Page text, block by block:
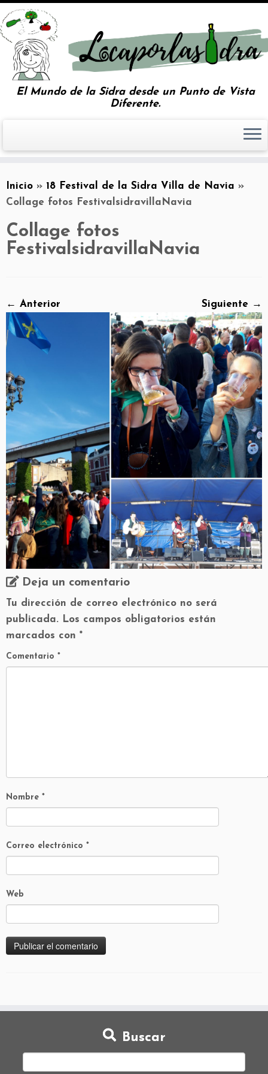
El Mundo de la Sidra desde un Punto de Vista
Diferente.
Inicio » 18 Festival de la Sidra Villa de Navia »
Collage fotos FestivalsidravillaNavia
Collage fotos
FestivalsidravillaNavia
← Anterior Siguiente →
Deja un comentario
Tu dirección de correo electrónico no será
publicada. Los campos obligatorios están
marcados con *
Comentario *
Nombre *
Correo electrónico *
Web
Buscar